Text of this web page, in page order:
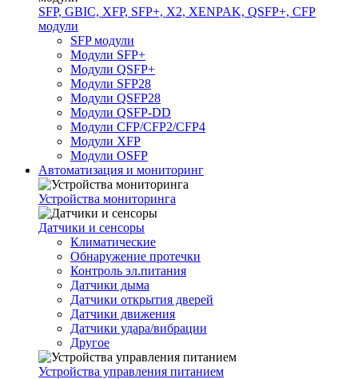
SFP, GBIC, XFP, SFP+, X2, XENPAK, QSFP+, CFP
модули
SFP модули
Модули SFP+
Модули QSFP+
Модули SFP28
Модули QSFP28
Модули QSFP-DD
Модули CFP/CFP2/CFP4
Модули XFP
Модули OSFP
Автоматизация и мониторинг
Устройства мониторинга
Датчики и сенсоры
Климатические
Обнаружение протечки
Контроль эл.питания
Датчики дыма
Датчики открытия дверей
Датчики движения
Датчики удара/вибрации
Другое
Устройства управления питанием